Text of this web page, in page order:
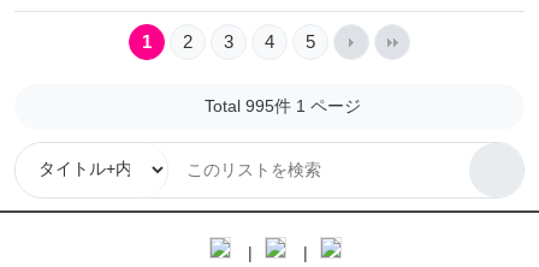
1 2 3 4 5
Total 995件1 ページ